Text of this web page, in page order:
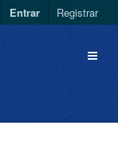
Entrar Registrar